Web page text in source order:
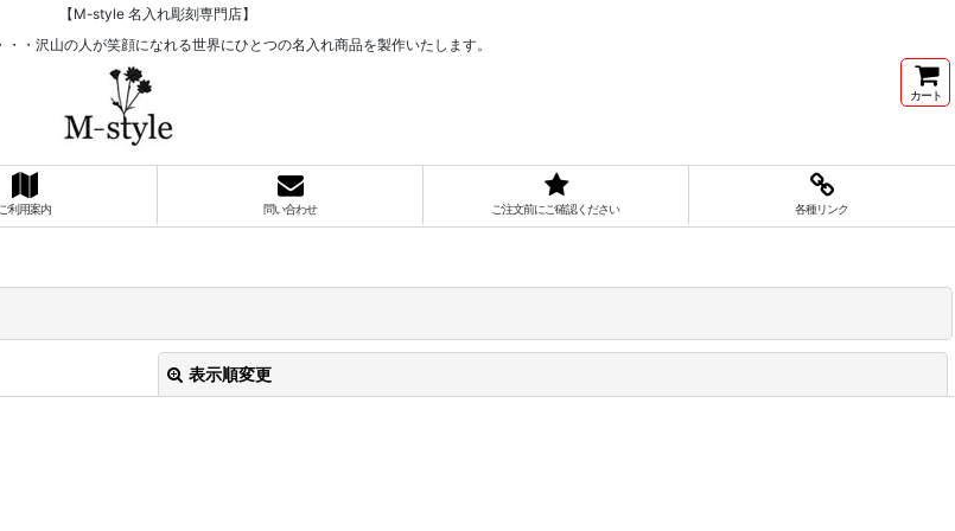
【M-style 名入れ彫刻専門店】
・沢山の人が笑顔になれる世界にひとつの名入れ商品を製作いたします。
カート
ご利用案内 問い合わせ ご注文前にご確認ください 各種リンク
表示順変更